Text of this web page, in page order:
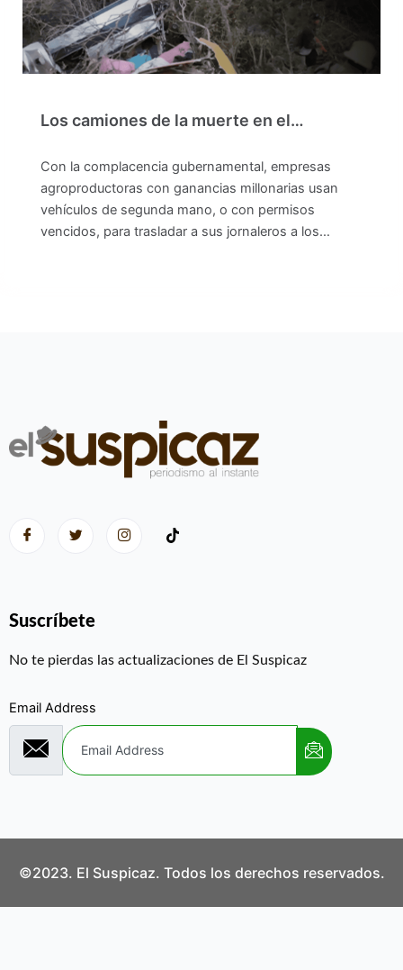
Los camiones de la muerte en el…
Con la complacencia gubernamental, empresas
agroproductoras con ganancias millonarias usan
vehículos de segunda mano, o con permisos
vencidos, para trasladar a sus jornaleros a los…
Suscríbete
No te pierdas las actualizaciones de El Suspicaz
Email Address
©2023. El Suspicaz. Todos los derechos reservados.